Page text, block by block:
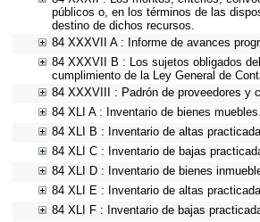
públicos o, en los términos de las
destino de dichos recursos.
84 XXXVII A : Informe de avances
84 XXXVII B : Los sujetos obligados
cumplimiento de la Ley General de
84 XXXVIII : Padrón de proveedores y
84 XLI A : Inventario de bienes muebles.
84 XLI B : Inventario de altas
84 XLI C : Inventario de bajas
84 XLI D : Inventario de bienes
84 XLI E : Inventario de altas
84 XLI F : Inventario de bajas